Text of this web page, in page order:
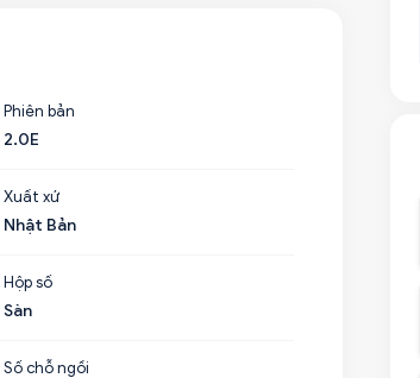
Phiên bản
2.0E
Xuất xứ
Nhật Bản
Hộp số
Sàn
Số chỗ ngồi